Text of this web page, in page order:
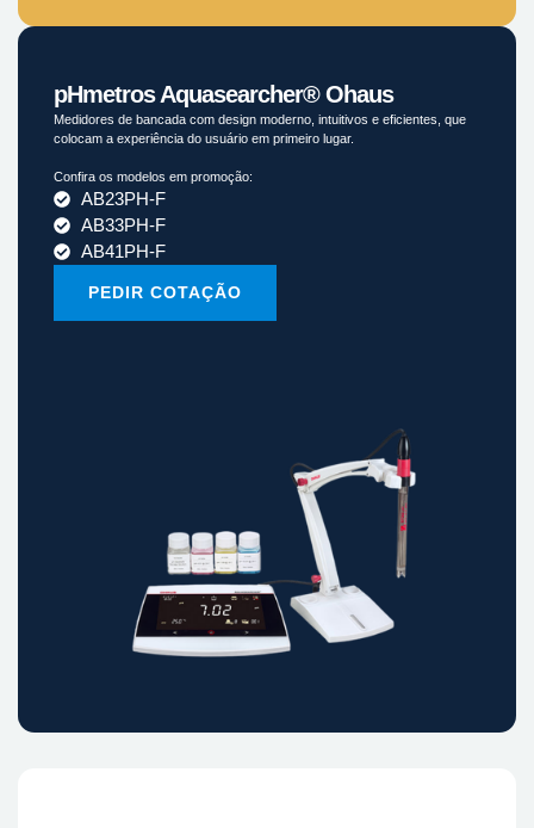
pHmetros Aquasearcher® Ohaus
Medidores de bancada com design moderno, intuitivos e eficientes, que
colocam a experiência do usuário em primeiro lugar.
Confira os modelos em promoção:
AB23PH-F
AB33PH-F
AB41PH-F
PEDIR COTAÇÃO